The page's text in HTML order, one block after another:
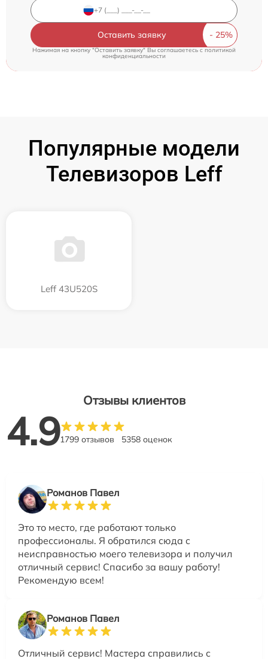
Оставить заявку
Нажимая на кнопку "Оставить заявку" Вы соглашаетесь cполитикой
конфиденциальности
Популярные модели
Телевизоров Leff
Leff 43U520S
Отзывы клиентов
4.91799 отзывов 5358 оценок
Романов Павел
Это то место, где работают только
профессионалы. Я обратился сюда с
неисправностью моего телевизора и получил
отличный сервис! Спасибо за вашу работу!
Рекомендую всем!
Романов Павел
Отличный сервис! Мастера справились с